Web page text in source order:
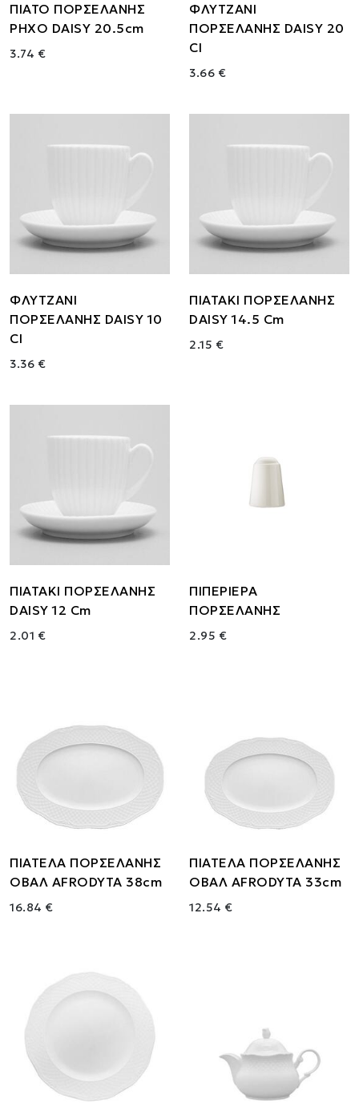
ΠΙΑΤΟ ΠΟΡΣΕΛΑΝΗΣ
ΡΗΧΟ DAISY 20.5cm
3.74 €
ΦΛΥΤΖΑΝΙ
ΠΟΡΣΕΛΑΝΗΣ DAISY 20
Cl
3.66 €
ΦΛΥΤΖΑΝΙ
ΠΟΡΣΕΛΑΝΗΣ DAISY 10
Cl
3.36 €
ΠΙΑΤΑΚΙ ΠΟΡΣΕΛΑΝΗΣ
DAISY 14.5 Cm
2.15 €
ΠΙΑΤΑΚΙ ΠΟΡΣΕΛΑΝΗΣ
DAISY 12 Cm
2.01 €
ΠΙΠΕΡΙΕΡΑ
ΠΟΡΣΕΛΑΝΗΣ
2.95 €
ΠΙΑΤΕΛΑ ΠΟΡΣΕΛΑΝΗΣ
ΟΒΑΛ AFRODYTA 38cm
16.84 €
ΠΙΑΤΕΛΑ ΠΟΡΣΕΛΑΝΗΣ
ΟΒΑΛ AFRODYTA 33cm
12.54 €